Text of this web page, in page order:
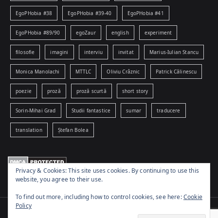
EgoPHobia #38 EgoPHobia #39-40 EgoPHobia #41
EgoPHobia #89/90 egoZaur english experiment
filosofie imagini interviu invitat Marius-Iulian Stancu
Monica Manolachi MTTLC Oliviu Crâznic Patrick Călinescu
poezie proză proză scurtă short story
Sorin-Mihai Grad Studii fantastice sumar traducere
translation Ștefan Bolea
. Powered byZakraand
Privacy & Cookies: This site uses cookies. By continuing to use this
website, you agree to their use.
To find out more, including how to control cookies, see here:Cookie
Policy